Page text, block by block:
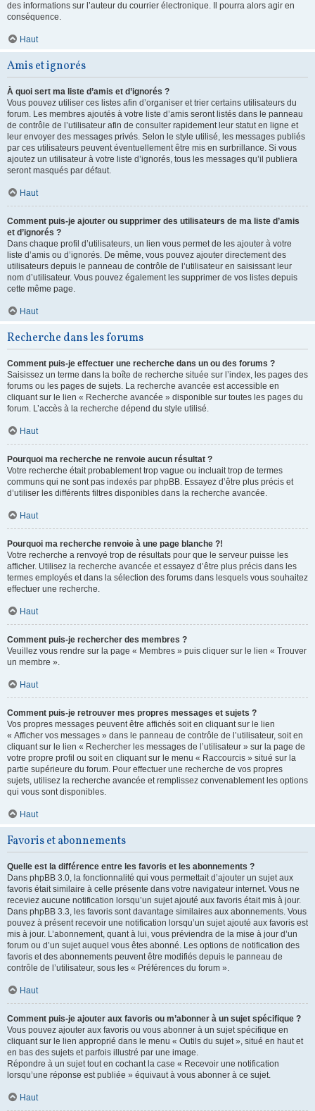
des informations sur l’auteur du courrier électronique. Il pourra alors agir en
conséquence.
Haut
Amis et ignorés
À quoi sert ma liste d’amis et d’ignorés ?
Vous pouvez utiliser ces listes afin d’organiser et trier certains utilisateurs du
forum. Les membres ajoutés à votre liste d’amis seront listés dans le panneau
de contrôle de l’utilisateur afin de consulter rapidement leur statut en ligne et
leur envoyer des messages privés. Selon le style utilisé, les messages publiés
par ces utilisateurs peuvent éventuellement être mis en surbrillance. Si vous
ajoutez un utilisateur à votre liste d’ignorés, tous les messages qu’il publiera
seront masqués par défaut.
Haut
Comment puis-je ajouter ou supprimer des utilisateurs de ma liste d’amis
et d’ignorés ?
Dans chaque profil d’utilisateurs, un lien vous permet de les ajouter à votre
liste d’amis ou d’ignorés. De même, vous pouvez ajouter directement des
utilisateurs depuis le panneau de contrôle de l’utilisateur en saisissant leur
nom d’utilisateur. Vous pouvez également les supprimer de vos listes depuis
cette même page.
Haut
Recherche dans les forums
Comment puis-je effectuer une recherche dans un ou des forums ?
Saisissez un terme dans la boîte de recherche située sur l’index, les pages des
forums ou les pages de sujets. La recherche avancée est accessible en
cliquant sur le lien « Recherche avancée » disponible sur toutes les pages du
forum. L’accès à la recherche dépend du style utilisé.
Haut
Pourquoi ma recherche ne renvoie aucun résultat ?
Votre recherche était probablement trop vague ou incluait trop de termes
communs qui ne sont pas indexés par phpBB. Essayez d’être plus précis et
d’utiliser les différents filtres disponibles dans la recherche avancée.
Haut
Pourquoi ma recherche renvoie à une page blanche ?!
Votre recherche a renvoyé trop de résultats pour que le serveur puisse les
afficher. Utilisez la recherche avancée et essayez d’être plus précis dans les
termes employés et dans la sélection des forums dans lesquels vous souhaitez
effectuer une recherche.
Haut
Comment puis-je rechercher des membres ?
Veuillez vous rendre sur la page « Membres » puis cliquer sur le lien « Trouver
un membre ».
Haut
Comment puis-je retrouver mes propres messages et sujets ?
Vos propres messages peuvent être affichés soit en cliquant sur le lien
« Afficher vos messages » dans le panneau de contrôle de l’utilisateur, soit en
cliquant sur le lien « Rechercher les messages de l’utilisateur » sur la page de
votre propre profil ou soit en cliquant sur le menu « Raccourcis » situé sur la
partie supérieure du forum. Pour effectuer une recherche de vos propres
sujets, utilisez la recherche avancée et remplissez convenablement les options
qui vous sont disponibles.
Haut
Favoris et abonnements
Quelle est la différence entre les favoris et les abonnements ?
Dans phpBB 3.0, la fonctionnalité qui vous permettait d’ajouter un sujet aux
favoris était similaire à celle présente dans votre navigateur internet. Vous ne
receviez aucune notification lorsqu’un sujet ajouté aux favoris était mis à jour.
Dans phpBB 3.3, les favoris sont davantage similaires aux abonnements. Vous
pouvez à présent recevoir une notification lorsqu’un sujet ajouté aux favoris est
mis à jour. L’abonnement, quant à lui, vous préviendra de la mise à jour d’un
forum ou d’un sujet auquel vous êtes abonné. Les options de notification des
favoris et des abonnements peuvent être modifiés depuis le panneau de
contrôle de l’utilisateur, sous les « Préférences du forum ».
Haut
Comment puis-je ajouter aux favoris ou m’abonner à un sujet spécifique ?
Vous pouvez ajouter aux favoris ou vous abonner à un sujet spécifique en
cliquant sur le lien approprié dans le menu « Outils du sujet », situé en haut et
en bas des sujets et parfois illustré par une image.
Répondre à un sujet tout en cochant la case « Recevoir une notification
lorsqu’une réponse est publiée » équivaut à vous abonner à ce sujet.
Haut